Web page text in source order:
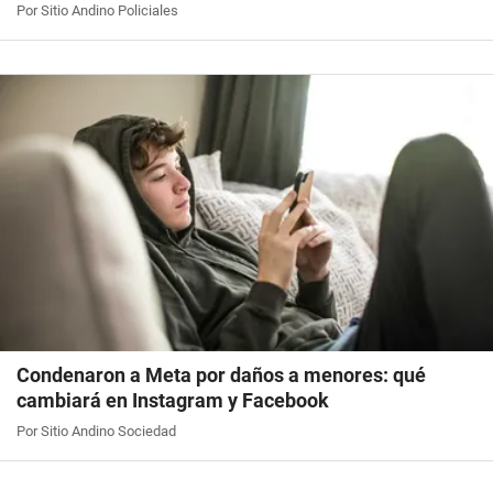
Por Sitio Andino Policiales
Condenaron a Meta por daños a menores: qué
cambiará en Instagram y Facebook
Por Sitio Andino Sociedad